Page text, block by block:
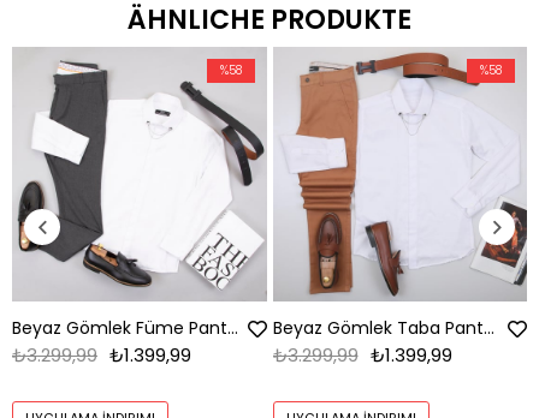
ÄHNLICHE PRODUKTE
Beyaz Gömlek Füme Pantolon Ayakkabı Kombin
₺1.399,99
₺3.299,99
%58
Beyaz Gömlek Taba Pantolon Ayakkabı Kombin
₺1.399,99
₺3.299,99
%58